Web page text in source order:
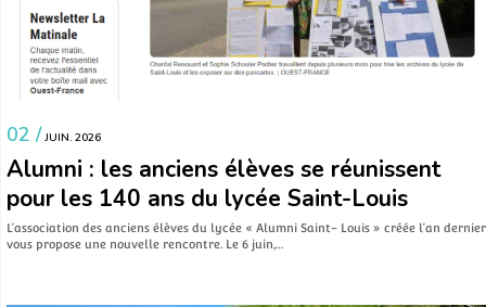
02 / JUIN. 2026
Alumni : les anciens élèves se réunissent
pour les 140 ans du lycée Saint-Louis
L’association des anciens élèves du lycée « Alumni Saint- Louis » créée l’an dernier
vous propose une nouvelle rencontre. Le 6 juin,…